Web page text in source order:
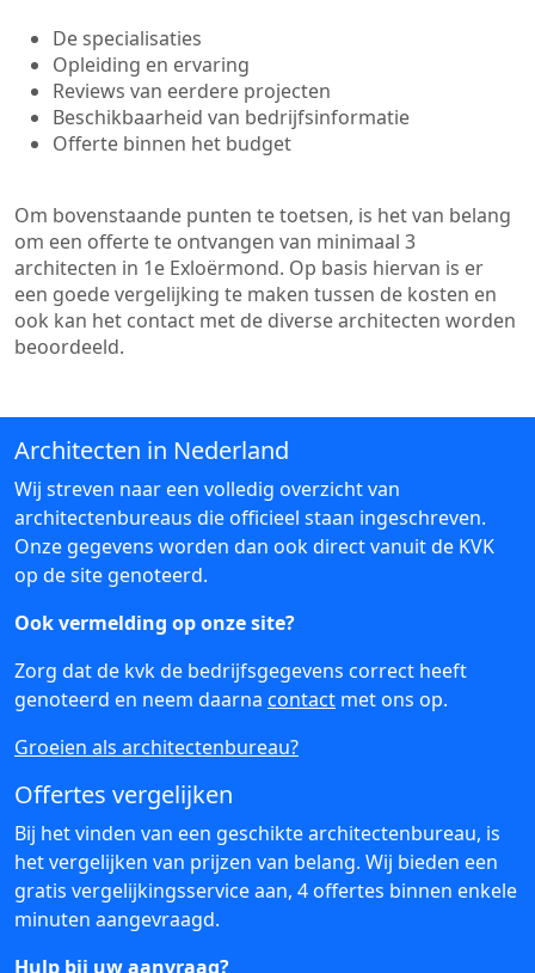
De specialisaties
Opleiding en ervaring
Reviews van eerdere projecten
Beschikbaarheid van bedrijfsinformatie
Offerte binnen het budget
Om bovenstaande punten te toetsen, is het van belang
om een offerte te ontvangen van minimaal 3
architecten in 1e Exloërmond. Op basis hiervan is er
een goede vergelijking te maken tussen de kosten en
ook kan het contact met de diverse architecten worden
beoordeeld.
Architecten in Nederland
Wij streven naar een volledig overzicht van
architectenbureaus die officieel staan ingeschreven.
Onze gegevens worden dan ook direct vanuit de KVK
op de site genoteerd.
Ook vermelding op onze site?
Zorg dat de kvk de bedrijfsgegevens correct heeft
genoteerd en neem daarna contact met ons op.
Groeien als architectenbureau?
Offertes vergelijken
Bij het vinden van een geschikte architectenbureau, is
het vergelijken van prijzen van belang. Wij bieden een
gratis vergelijkingsservice aan, 4 offertes binnen enkele
minuten aangevraagd.
Hulp bij uw aanvraag?